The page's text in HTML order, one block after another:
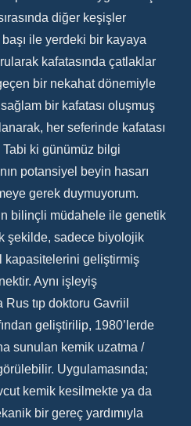
diğer keşişler
ile yerdeki bir kayaya
kafatasında çatlaklar
bir nekahat dönemiyle
bir kafatası oluşmuş
her seferinde kafatası
Tabi ki günümüz bilgi
potansiyel beyin hasarı
gerek duymuyorum.
bilinçli müdahele ile genetik
şekilde, sadece biyolojik
kapasitelerini geliştirmiş
Aynı işleyiş
Rus tıp doktoru Gavriil
geliştirilip, 1980’lerde
sunulan kemik uzatma /
Uygulamasında;
kemik kesilmekte ya da
bir gereç yardımıyla